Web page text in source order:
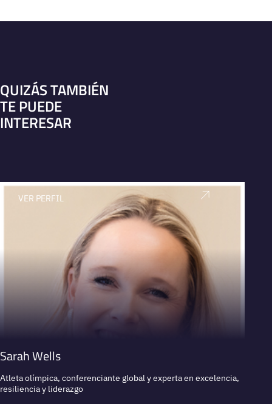
QUIZÁS TAMBIÉN
TE PUEDE
INTERESAR
VER PERFIL
Sarah Wells
Atleta olímpica, conferenciante global y experta en excelencia,
resiliencia y liderazgo